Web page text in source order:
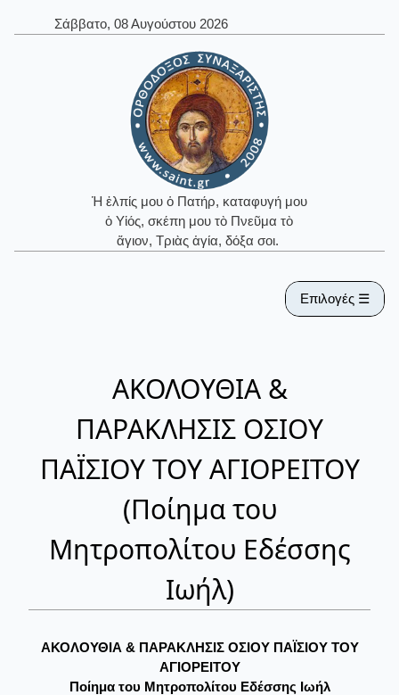
Σάββατο, 08 Αυγούστου 2026
Ἡ ἐλπίς μου ὁ Πατήρ, καταφυγή μου
ὁ Υἱός, σκέπη μου τὸ Πνεῦμα τὸ
ἅγιον, Τριὰς ἁγία, δόξα σοι.
Επιλογές ☰
ΑΚΟΛΟΥΘΙΑ &
ΠΑΡΑΚΛΗΣΙΣ ΟΣΙΟΥ
ΠΑΪΣΙΟΥ ΤΟΥ ΑΓΙΟΡΕΙΤΟΥ
(Ποίημα του
Μητροπολίτου Εδέσσης
Ιωήλ)
ΑΚΟΛΟΥΘΙΑ & ΠΑΡΑΚΛΗΣΙΣ ΟΣΙΟΥ ΠΑΪΣΙΟΥ ΤΟΥ
ΑΓΙΟΡΕΙΤΟΥ
Ποίημα του Μητροπολίτου Εδέσσης Ιωήλ